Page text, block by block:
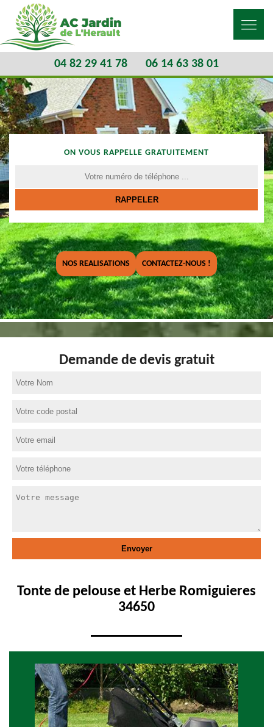
04 82 29 41 78 06 14 63 38 01
ON VOUS RAPPELLE GRATUITEMENT
NOS REALISATIONS CONTACTEZ-NOUS !
Demande de devis gratuit
Tonte de pelouse et Herbe Romiguieres
34650